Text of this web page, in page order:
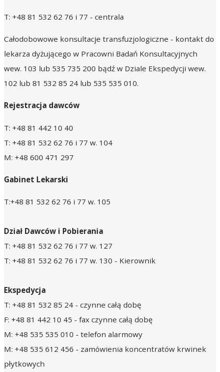
T: +48 81 532 62 76 i 77 - centrala
Całodobowowe konsultacje transfuzjologiczne - kontakt do
lekarza dyżującego w Pracowni Badań Konsultacyjnych
wew. 103 lub 535 735 200 bądź w Dziale Ekspedycji wew.
102 lub 81 532 85 24 lub 535 535 010.
Rejestracja dawców
T: +48 81 442 10 40
T: +48 81 532 62 76 i 77 w. 104
M: +48 600 471 297
Gabinet Lekarski
T:+48 81 532 62 76 i 77 w. 105
Dział Dawców i Pobierania
T: +48 81 532 62 76 i 77 w. 127
T: +48 81 532 62 76 i 77 w. 130 - Kierownik
Ekspedycja
T: +48 81 532 85 24 - czynne całą dobę
F: +48 81 442 10 45 - fax czynne całą dobę
M: +48 535 535 010 - telefon alarmowy
M: +48 535 612 456 - zamówienia koncentratów krwinek
płytkowych